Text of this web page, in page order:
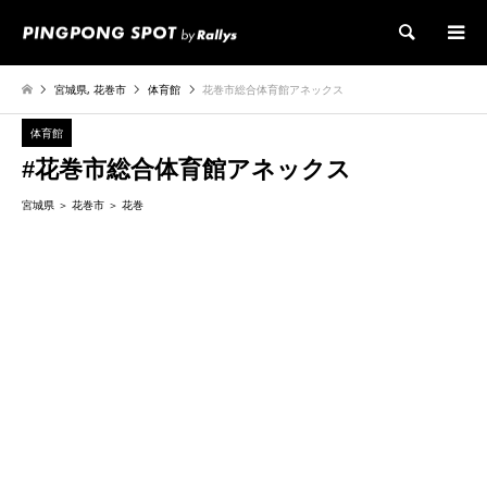
検索
宮城県,花巻市 体育館 花巻市総合体育館アネックス
体育館
#花巻市総合体育館アネックス
宮城県 花巻市 花巻